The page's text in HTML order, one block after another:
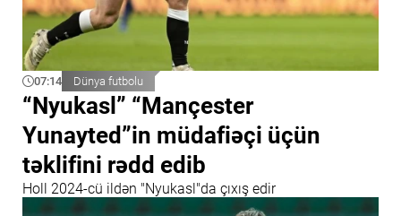
07:14 Dünya futbolu
“Nyukasl” “Mançester
Yunayted”in müdafiəçi üçün
təklifini rədd edib
Holl 2024-cü ildən "Nyukasl"da çıxış edir